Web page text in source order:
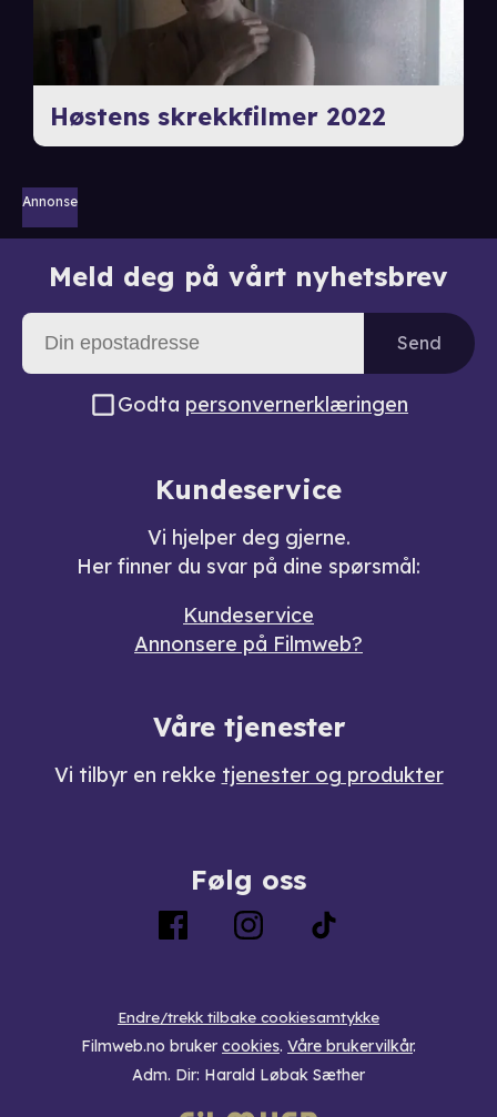
Høstens skrekkfilmer 2022
Annonse
Meld deg på vårt nyhetsbrev
Send
Godta personvernerklæringen
Kundeservice
Vi hjelper deg gjerne.
Her finner du svar på dine spørsmål:
Kundeservice
Annonsere på Filmweb?
Våre tjenester
Vi tilbyr en rekke tjenester og produkter
Følg oss
Endre/trekk tilbake cookiesamtykke
Filmweb.no bruker cookies. Våre brukervilkår.
Adm. Dir: Harald Løbak Sæther